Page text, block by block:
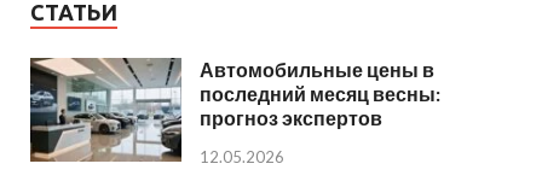
СТАТЬИ
Автомобильные цены в
последний месяц весны:
прогноз экспертов
12.05.2026